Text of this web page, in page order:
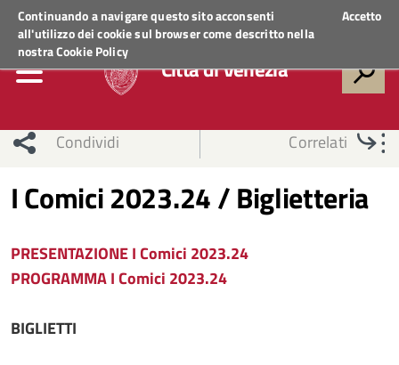
Continuando a navigare questo sito acconsenti
all'utilizzo dei cookie sul browser come descritto nella
nostraCookie Policy
Accetto
Regione VenetoACCEDI AI SERVIZI
Città di Venezia
Condividi Correlati
I Comici 2023.24 / Biglietteria
PRESENTAZIONE I Comici 2023.24
PROGRAMMA I Comici 2023.24
BIGLIETTI